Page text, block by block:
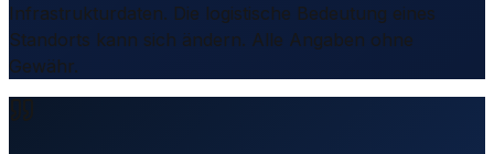
Infrastrukturdaten. Die logistische Bedeutung eines
Standorts kann sich ändern. Alle Angaben ohne
Gewähr.